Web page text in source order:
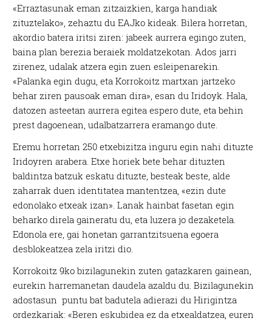
«Erraztasunak eman zitzaizkien, karga handiak
zituztelako», zehaztu du EAJko kideak. Bilera horretan,
akordio batera iritsi ziren: jabeek aurrera egingo zuten,
baina plan berezia beraiek moldatzekotan. Ados jarri
zirenez, udalak atzera egin zuen esleipenarekin.
«Palanka egin dugu, eta Korrokoitz martxan jartzeko
behar ziren pausoak eman dira», esan du Iridoyk. Hala,
datozen asteetan aurrera egitea espero dute, eta behin
prest dagoenean, udalbatzarrera eramango dute.
Eremu horretan 250 etxebizitza inguru egin nahi dituzte
Iridoyren arabera. Etxe horiek bete behar dituzten
baldintza batzuk eskatu dituzte, besteak beste, alde
zaharrak duen identitatea mantentzea, «ezin dute
edonolako etxeak izan». Lanak hainbat fasetan egin
beharko direla gaineratu du, eta luzera jo dezaketela.
Edonola ere, gai honetan garrantzitsuena egoera
desblokeatzea zela iritzi dio.
Korrokoitz 9ko bizilagunekin zuten gatazkaren gainean,
eurekin harremanetan daudela azaldu du. Bizilagunekin
adostasun puntu bat badutela adierazi du Hirigintza
ordezkariak: «Beren eskubidea ez da etxealdatzea, euren